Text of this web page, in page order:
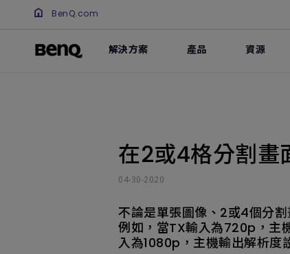
BenQ.com
解決方案 產品 資源
在2或4格分割畫
04-30-2020
不論是單張圖像、2或4個分
例如，當TX輸入為720p，主
入為1080p，主機輸出解析度